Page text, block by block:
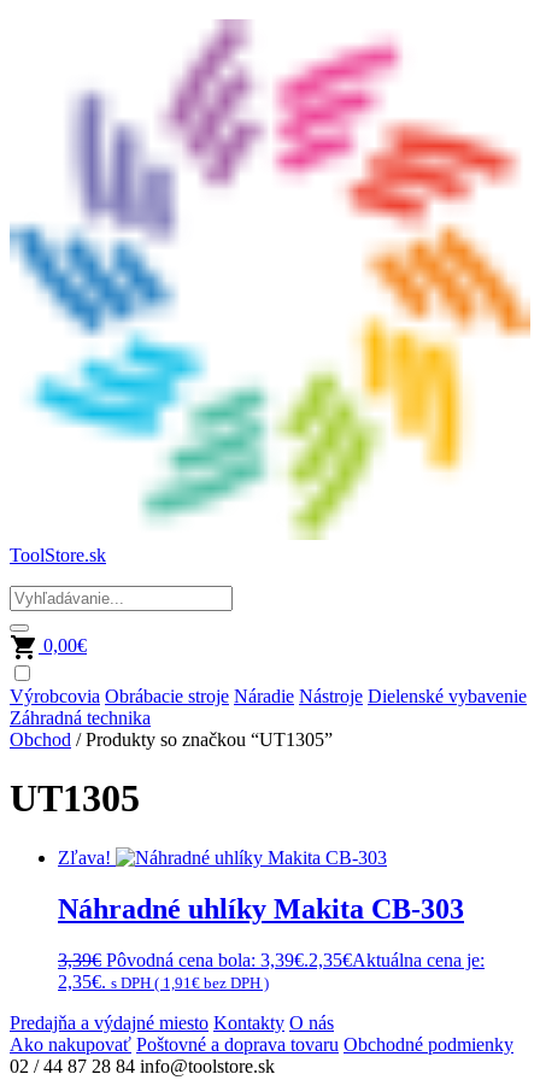
ToolStore.sk
0,00€
Výrobcovia Obrábacie stroje Náradie Nástroje Dielenské vybavenie
Záhradná technika
Obchod / Produkty so značkou “UT1305”
UT1305
Zľava!
Náhradné uhlíky Makita CB-303
3,39€ Pôvodná cena bola: 3,39€.2,35€Aktuálna cena je:
2,35€. s DPH ( 1,91 € bez DPH )
Predajňa a výdajné miesto Kontakty O nás
Ako nakupovať Poštovné a doprava tovaru Obchodné podmienky
02 / 44 87 28 84 info@toolstore.sk